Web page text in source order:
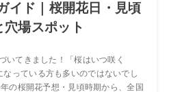
イド｜桜開花日・見頃
穴場スポット
いてきました！「桜はいつ咲く
っている方も多いのではないでし
の桜開花予想・見頃時期から、全国